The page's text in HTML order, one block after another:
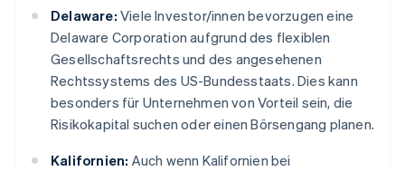
Delaware: Viele Investor/innen bevorzugen eine
Delaware Corporation aufgrund des flexiblen
Gesellschaftsrechts und des angesehenen
Rechtssystems des US-Bundesstaats. Dies kann
besonders für Unternehmen von Vorteil sein, die
Risikokapital suchen oder einen Börsengang planen.
Kalifornien: Auch wenn Kalifornien bei